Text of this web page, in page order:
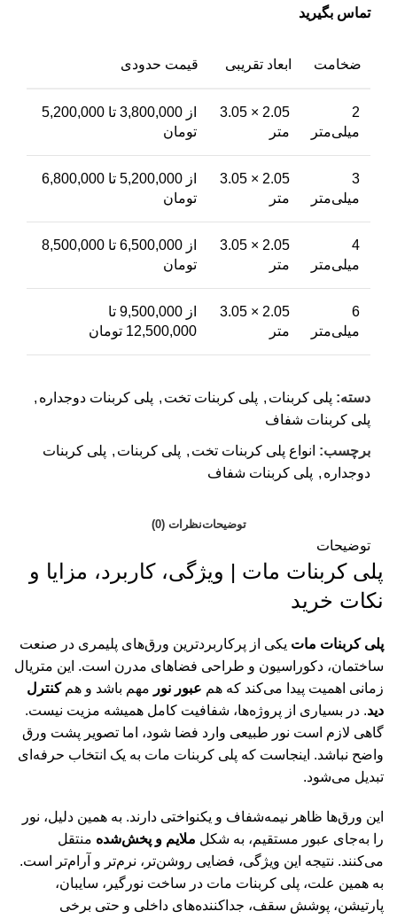
ضخامت ابعاد تقریبی قیمت حدودی
2
میلی‌متر
2.05 × 3.05
متر
از 3,800,000 تا 5,200,000
تومان
3
میلی‌متر
2.05 × 3.05
متر
از 5,200,000 تا 6,800,000
تومان
4
میلی‌متر
2.05 × 3.05
متر
از 6,500,000 تا 8,500,000
تومان
6
میلی‌متر
2.05 × 3.05
متر
از 9,500,000 تا
12,500,000 تومان
دسته: پلی کربنات , پلی کربنات تخت , پلی کربنات دوجداره ,
پلی کربنات شفاف
برچسب: انواع پلی کربنات تخت , پلی کربنات , پلی کربنات
دو‌جداره , پلی کربنات شفاف
توضیحاتنظرات (0)
توضیحات
پلی کربنات مات | ویژگی، کاربرد، مزایا و
نکات خرید
پلی کربنات مات یکی از پرکاربردترین ورق‌های پلیمری در صنعت
ساختمان، دکوراسیون و طراحی فضاهای مدرن است. این متریال
زمانی اهمیت پیدا می‌کند که هم عبور نور مهم باشد و همکنترل
دید. در بسیاری از پروژه‌ها، شفافیت کامل همیشه مزیت نیست.
گاهی لازم است نور طبیعی وارد فضا شود، اما تصویر پشت ورق
واضح نباشد. اینجاست که پلی کربنات مات به یک انتخاب حرفه‌ای
تبدیل می‌شود.
این ورق‌ها ظاهر نیمه‌شفاف و یکنواختی دارند. به همین دلیل، نور
را به‌جای عبور مستقیم، به شکل ملایم و پخش‌شده منتقل
می‌کنند. نتیجه این ویژگی، فضایی روشن‌تر، نرم‌تر و آرام‌تر است.
به همین علت، پلی کربنات مات در ساخت نورگیر، سایبان،
پارتیشن، پوشش سقف، جداکننده‌های داخلی و حتی برخی